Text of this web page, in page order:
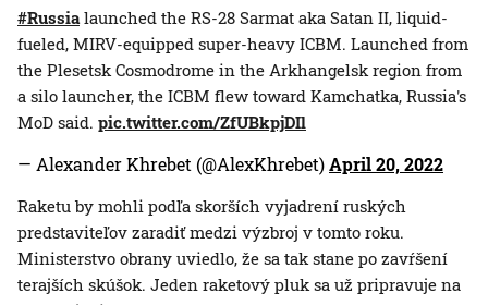
#Russialaunched the RS-28 Sarmat aka Satan II, liquid-
fueled, MIRV-equipped super-heavy ICBM. Launched from
the Plesetsk Cosmodrome in the Arkhangelsk region from
a silo launcher, the ICBM flew toward Kamchatka, Russia's
MoD said. pic.twitter.com/ZfUBkpjDIl
— Alexander Khrebet (@AlexKhrebet)April 20, 2022
Raketu by mohli podľa skorších vyjadrení ruských
predstaviteľov zaradiť medzi výzbroj v tomto roku.
Ministerstvo obrany uviedlo, že sa tak stane po zavŕšení
terajších skúšok. Jeden raketový pluk sa už pripravuje na